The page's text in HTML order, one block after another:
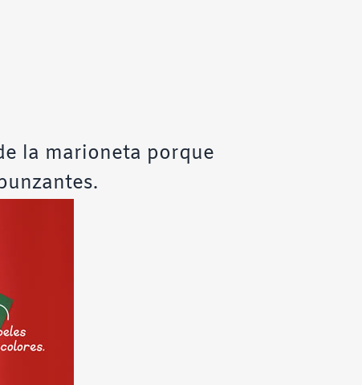
la marioneta porque